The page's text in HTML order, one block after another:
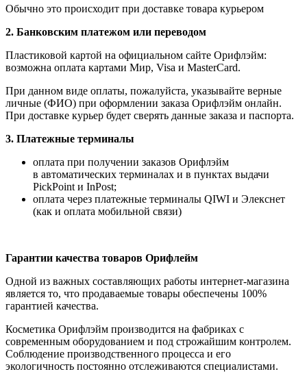
Обычно это происходит при доставке товара курьером
2. Банковским платежом или переводом
Пластиковой картой на официальном сайте Орифлэйм:
возможна оплата картами Мир, Visa и MasterCard.
При данном виде оплаты, пожалуйста, указывайте верные
личные (ФИО) при оформлении заказа Орифлэйм онлайн.
При доставке курьер будет сверять данные заказа и паспорта.
3. Платежные терминалы
оплата при получении заказов Орифлэйм
в автоматических терминалах и в пунктах выдачи
PickPoint и InPost;
оплата через платежные терминалы QIWI и Элекснет
(как и оплата мобильной связи)
Гарантии качества товаров Орифлейм
Одной из важных составляющих работы интернет-магазина
является то, что продаваемые товары обеспечены 100%
гарантией качества.
Косметика Орифлэйм производится на фабриках с
современным оборудованием и под строжайшим контролем.
Соблюдение производственного процесса и его
экологичность постоянно отслеживаются специалистами.